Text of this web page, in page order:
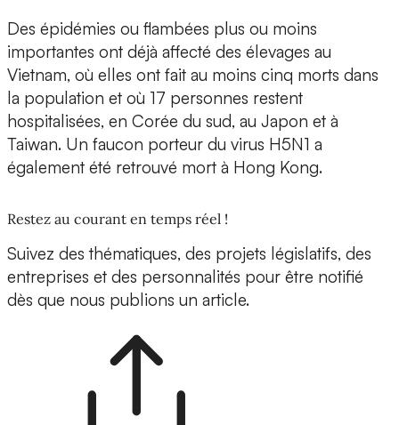
Des épidémies ou flambées plus ou moins
importantes ont déjà affecté des élevages au
Vietnam, où elles ont fait au moins cinq morts dans
la population et où 17 personnes restent
hospitalisées, en Corée du sud, au Japon et à
Taiwan. Un faucon porteur du virus H5N1 a
également été retrouvé mort à Hong Kong.
Restez au courant en temps réel !
Suivez des thématiques, des projets législatifs, des
entreprises et des personnalités pour être notifié
dès que nous publions un article.